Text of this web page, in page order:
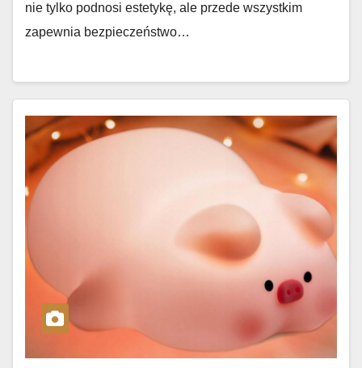
nie tylko podnosi estetykę, ale przede wszystkim
zapewnia bezpieczeństwo…